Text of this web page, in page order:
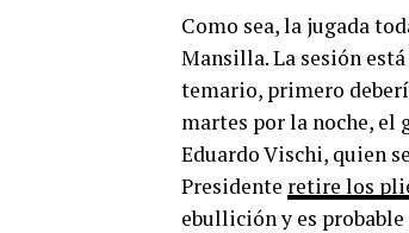
Como sea, la jugada
Mansilla. La sesión
temario, primero
martes por la noche, el
Eduardo Vischi, quien
Presidente retire los
ebullición y es